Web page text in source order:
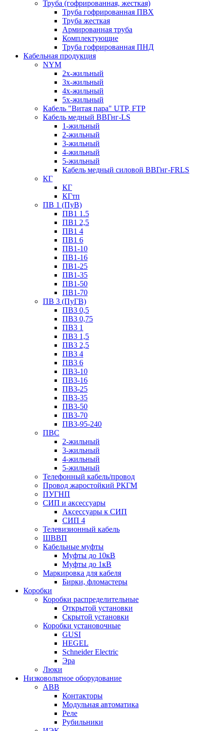
Труба (гофрированная, жесткая)
Труба гофрированная ПВХ
Труба жесткая
Армированная труба
Комплектующие
Труба гофрированная ПНД
Кабельная продукция
NYM
2х-жильный
3х-жильный
4х-жильный
5х-жильный
Кабель "Витая пара" UTP, FTP
Кабель медный ВВГнг-LS
1-жильный
2-жильный
3-жильный
4-жильный
5-жильный
Кабель медный силовой ВВГнг-FRLS
КГ
КГ
КГтп
ПВ 1 (ПуВ)
ПВ1 1.5
ПВ1 2,5
ПВ1 4
ПВ1 6
ПВ1-10
ПВ1-16
ПВ1-25
ПВ1-35
ПВ1-50
ПВ1-70
ПВ 3 (ПуГВ)
ПВ3 0,5
ПВ3 0,75
ПВ3 1
ПВ3 1,5
ПВ3 2,5
ПВ3 4
ПВ3 6
ПВ3-10
ПВ3-16
ПВ3-25
ПВ3-35
ПВ3-50
ПВ3-70
ПВ3-95-240
ПВС
2-жильный
3-жильный
4-жильный
5-жильный
Телефонный кабель/провод
Провод жаростойкий РКГМ
ПУГНП
СИП и аксессуары
Аксессуары к СИП
СИП 4
Телевизионный кабель
ШВВП
Кабельные муфты
Муфты до 10кВ
Муфты до 1кВ
Маркировка для кабеля
Бирки, фломастеры
Коробки
Коробки распределительные
Открытой установки
Скрытой установки
Коробки установочные
GUSI
HEGEL
Schneider Electric
Эра
Люки
Низковольтное оборудование
ABB
Контакторы
Модульная автоматика
Реле
Рубильники